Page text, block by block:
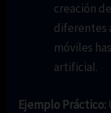
creación
diferentes
móviles
artificial.
Ejemplo Práctico: